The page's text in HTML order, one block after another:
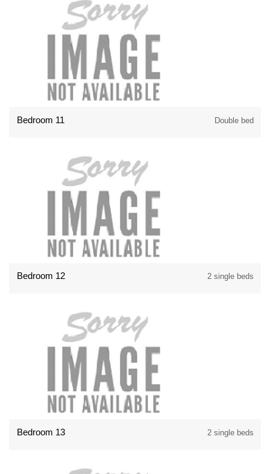
Bedroom 11 Double bed
Bedroom 12 2 single beds
Bedroom 13 2 single beds